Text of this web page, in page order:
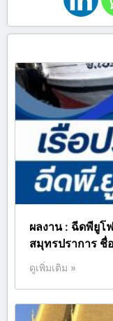
ผลงาน : ฉีดพียูโ
สมุทรปราการ ชื่
ดูเพิ่มเติม »